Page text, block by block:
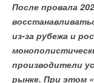
После провала
из-за рубежа и
производители
рынке. При этом
в перспективе
и водородной